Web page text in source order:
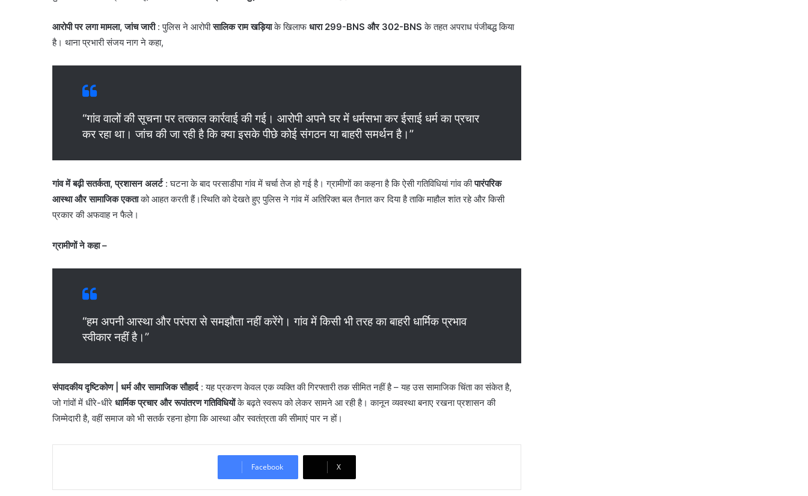
आरोपी पर लगा मामला, जांच जारी: पुलिस ने आरोपीसालिक राम खड़ियाके खिलाफधारा 299-BNS और 302-BNS के तहत अपराध पंजीबद्ध किया
है। थाना प्रभारी संजय नाग ने कहा,
“गांव वालों की सूचना पर तत्काल कार्रवाई की गई। आरोपी अपने घर में धर्मसभा कर ईसाई धर्म का प्रचार
कर रहा था। जांच की जा रही है कि क्या इसके पीछे कोई संगठन या बाहरी समर्थन है।”
गांव में बढ़ी सतर्कता, प्रशासन अलर्ट: घटना के बाद परसाडीपा गांव में चर्चा तेज हो गई है। ग्रामीणों का कहना है कि ऐसी गतिविधियां गांव कीपारंपरिक
आस्था और सामाजिक एकताको आहत करती हैं।स्थिति को देखते हुए पुलिस ने गांव में अतिरिक्त बल तैनात कर दिया है ताकि माहौल शांत रहे और किसी
प्रकार की अफवाह न फैले।
ग्रामीणों ने कहा –
“हम अपनी आस्था और परंपरा से समझौता नहीं करेंगे। गांव में किसी भी तरह का बाहरी धार्मिक प्रभाव
स्वीकार नहीं है।”
संपादकीय दृष्टिकोण | धर्म और सामाजिक सौहार्द: यह प्रकरण केवल एक व्यक्ति की गिरफ्तारी तक सीमित नहीं है – यह उस सामाजिक चिंता का संकेत है,
जो गांवों में धीरे-धीरे धार्मिक प्रचार और रूपांतरण गतिविधियोंके बढ़ते स्वरूप को लेकर सामने आ रही है। कानून व्यवस्था बनाए रखना प्रशासन की
जिम्मेदारी है, वहीं समाज को भी सतर्क रहना होगा कि आस्था और स्वतंत्रता की सीमाएं पार न हों।
Facebook X